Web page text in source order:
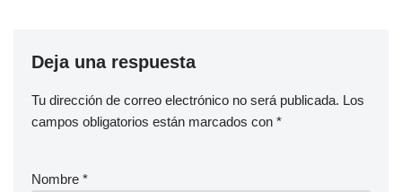
Deja una respuesta
Tu dirección de correo electrónico no será publicada. Los
campos obligatorios están marcados con *
Nombre *